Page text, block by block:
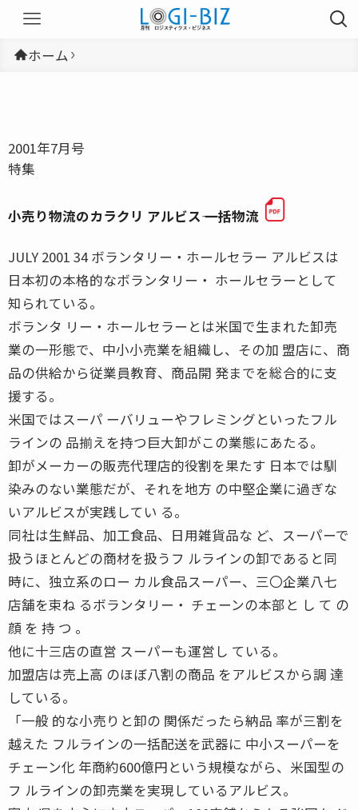
ホーム
2001年7月号
特集
小売り物流のカラクリ アルビス―― 一括物流
JULY 2001 34 ボランタリー・ホールセラー アルビスは
日本初の本格的なボランタリー・ ホールセラーとして
知られている。
ボランタ リー・ホールセラーとは米国で生まれた卸売
業の一形態で、中小小売業を組織し、その加 盟店に、商
品の供給から従業員教育、商品開 発までを総合的に支
援する。
米国ではスーパ ーバリューやフレミングといったフル
ラインの 品揃えを持つ巨大卸がこの業態にあたる。
卸がメーカーの販売代理店的役割を果たす 日本では馴
染みのない業態だが、それを地方 の中堅企業に過ぎな
いアルビスが実践してい る。
同社は生鮮品、加工食品、日用雑貨品な ど、スーパーで
扱うほとんどの商材を扱うフ ルラインの卸であると同
時に、独立系のロー カル食品スーパー、三〇企業八七
店舗を束ね るボランタリー・ チェーンの本部と し て の
顔 を 持 つ 。
他に十三店の直営 スーパーも運営し ている。
加盟店は売上高 のほぼ八割の商品 をアルビスから調 達
している。
「一般 的な小売りと卸の 関係だったら納品 率が三割を
越えた フルラインの一括配送を武器に 中小スーパーを
チェーン化 年商約600億円という規模ながら、米国型の
フ ルラインの卸売業を実現しているアルビス。